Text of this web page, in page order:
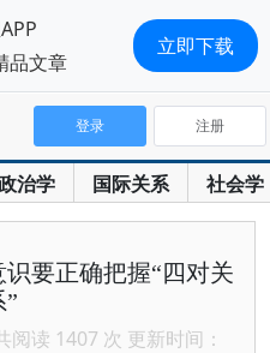
治学 国际关系 社会学
登录 注册
要正确把握“四对关
”
阅读 1407 次 更新时间：
品文章
立即下载